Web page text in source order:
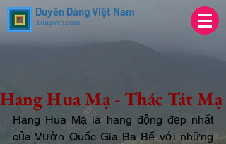
Duyên Dáng Việt Nam
Yougovn.com
Hang Hua Mạ - Thác Tát Mạ
Hang Hua Mạ là hang động đẹp nhất
của Vườn Quốc Gia Ba Bể với những